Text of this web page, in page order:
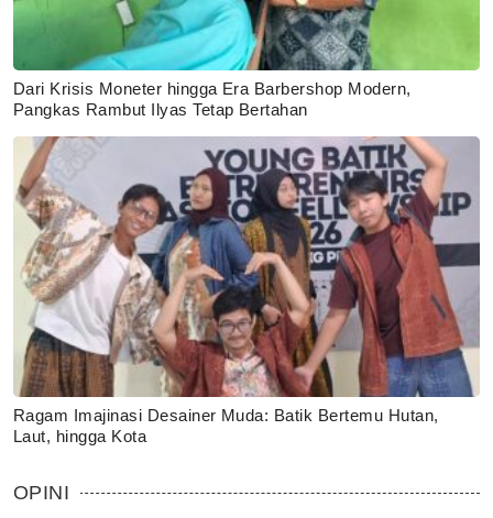
Dari Krisis Moneter hingga Era Barbershop Modern,
Pangkas Rambut Ilyas Tetap Bertahan
Ragam Imajinasi Desainer Muda: Batik Bertemu Hutan,
Laut, hingga Kota
OPINI